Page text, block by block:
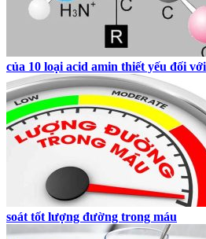
của 10 loại acid amin thiết yếu đối
soát tốt lượng đường trong máu